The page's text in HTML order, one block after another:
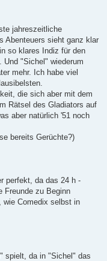
jahreszeitliche
Abenteuers sieht ganz klar
so klares Indiz für den
Und "Sichel" wiederum
mehr. Ich habe viel
die sich aber mit dem
Rätsel des Gladiators auf
aber natürlich '51 noch
bereits Gerüchte?)
perfekt, da das 24 h -
Freunde zu Beginn
wie Comedix selbst in
spielt, da in "Sichel" das